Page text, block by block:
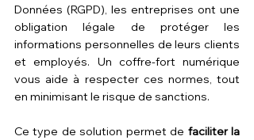
Données (RGPD), les entreprises ont une
obligation légale de protéger les
informations personnelles de leurs clients
et employés. Un coffre-fort numérique
vous aide à respecter ces normes, tout
en minimisant le risque de sanctions.
Ce type de solution permet de faciliter la